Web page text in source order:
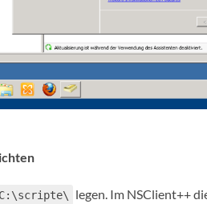
C:\scripte\
legen. Im NSClient++